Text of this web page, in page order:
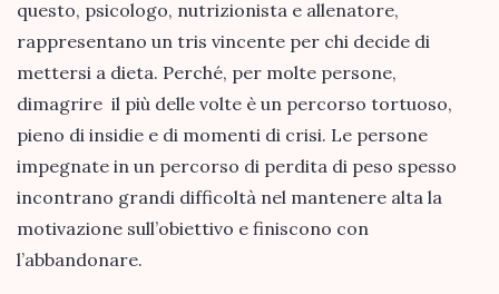
questo, psicologo, nutrizionista e allenatore,
rappresentano un tris vincente per chi decide di
mettersi a dieta. Perché, per molte persone,
dimagrire il più delle volte è un percorso tortuoso,
pieno di insidie e di momenti di crisi. Le persone
impegnate in un percorso di perdita di peso spesso
incontrano grandi difficoltà nel mantenere alta la
motivazione sull’obiettivo e finiscono con
l’abbandonare.